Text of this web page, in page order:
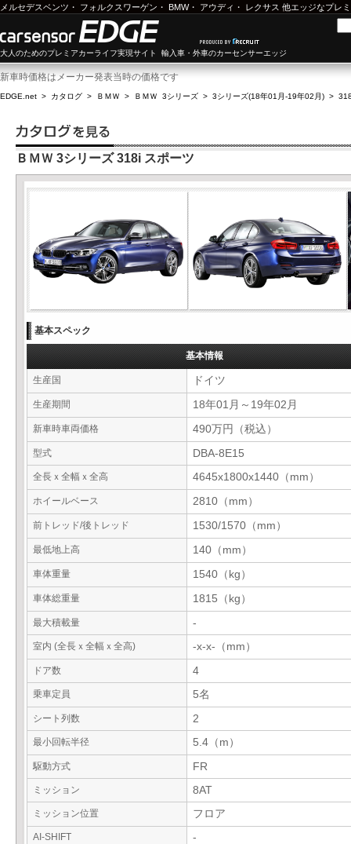
メルセデスベンツ ・ フォルクスワーゲン ・ BMW・ アウディ ・ レクサス 他エッジなプレ
大人のためのプレミアカーライフ実現サイト 輸入車・外車のカーセンサーエッジ
新車時価格はメーカー発表当時の価格です
EDGE.net > カタログ > ＢＭＷ > ＢＭＷ 3シリーズ > 3シリーズ(18年01月-19年02月) >
ＢＭＷ 3シリーズ 318i スポーツ
基本スペック
基本情報
生産国 ドイツ
生産期間 18年01月～19年02月
新車時車両価格 490万円（税込）
型式 DBA-8E15
全長ｘ全幅ｘ全高 4645x1800x1440（mm）
ホイールベース 2810（mm）
前トレッド/後トレッド 1530/1570（mm）
最低地上高 140（mm）
車体重量 1540（kg）
車体総重量 1815（kg）
最大積載量 -
室内 (全長ｘ全幅ｘ全高) -x-x-（mm）
ドア数 4
乗車定員 5名
シート列数 2
最小回転半径 5.4（m）
駆動方式 FR
ミッション 8AT
ミッション位置 フロア
AI-SHIFT -